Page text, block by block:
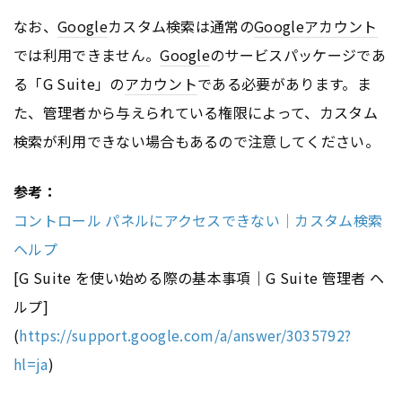
なお、 Googleカスタム検索は通常のGoogleアカウント
では利用できません。Googleのサービスパッケージであ
る「G Suite」のアカウントである必要があります。ま
た、管理者から与えられている権限によって、カスタム
検索が利用できない場合もあるので注意してください。
参考：
コントロール パネルにアクセスできない｜カスタム検索
ヘルプ
[G Suite を使い始める際の基本事項｜G Suite 管理者 ヘ
ルプ]
(https://support.google.com/a/answer/3035792?
hl=ja)